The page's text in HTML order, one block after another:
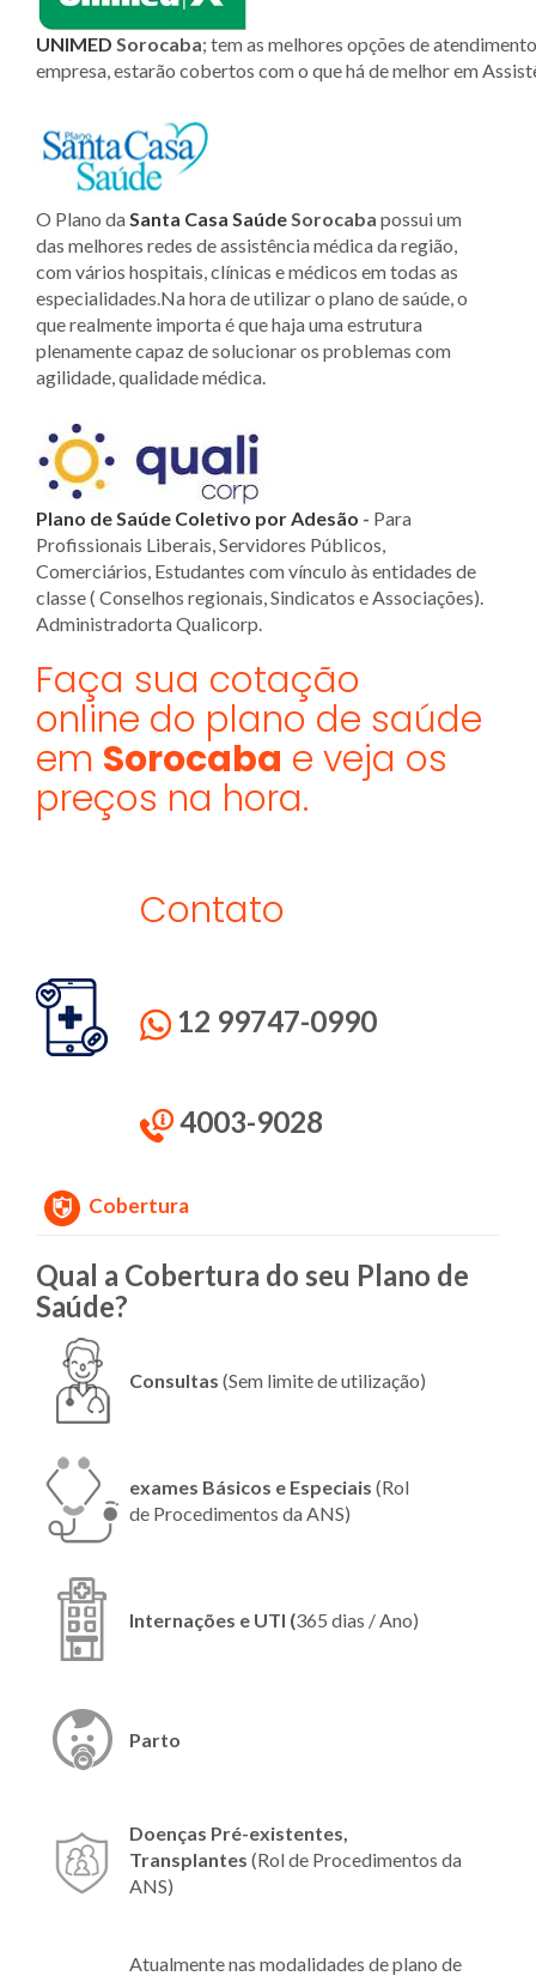
UNIMED Sorocaba; tem as melhores opções de
empresa, estarão cobertos com o que há de melhor em
O Plano daSanta Casa SaúdeSorocaba possui um
das melhores redes de assistência médica da região,
com vários hospitais, clínicas e médicos em todas as
especialidades.Na hora de utilizar o plano de saúde, o
que realmente importa é que haja uma estrutura
plenamente capaz de solucionar os problemas com
agilidade, qualidade médica.
Plano de Saúde Coletivo por Adesão - Para
Profissionais Liberais, Servidores Públicos,
Comerciários, Estudantes com vínculo às entidades de
classe ( Conselhos regionais, Sindicatos e Associações).
Administradorta Qualicorp.
Faça sua cotação
online do plano de saúde
em Sorocaba e veja os
preços na hora.
Contato
12 99747-0990
4003-9028
Cobertura
Qual a Cobertura do seu Plano de
Saúde?
Consultas (Sem limite de utilização)
exames Básicos e Especiais (Rol
de Procedimentos da ANS)
Internações e UTI (365 dias / Ano)
Parto
Doenças Pré-existentes,
Transplantes (Rol de Procedimentos da
ANS)
Atualmente nas modalidades de plano de